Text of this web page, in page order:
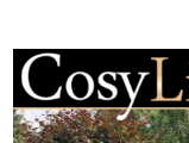
correspond
Notre collection
petites terrasses, des